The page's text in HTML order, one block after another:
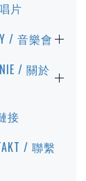
片
/ 音樂會
/ 關於
接
/ 聯繫